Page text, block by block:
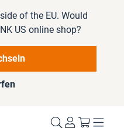
of the EU. Would
US online shop?
Mein